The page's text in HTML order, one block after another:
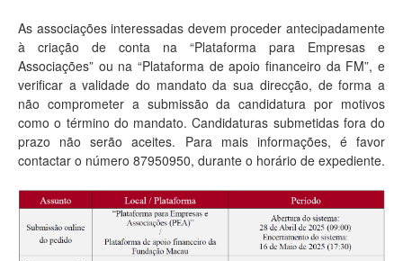
As associações interessadas devem proceder antecipadamente
à criação de conta na “Plataforma para Empresas e
Associações” ou na “Plataforma de apoio financeiro da FM”, e
verificar a validade do mandato da sua direcção, de forma a
não comprometer a submissão da candidatura por motivos
como o término do mandato. Candidaturas submetidas fora do
prazo não serão aceites. Para mais informações, é favor
contactar o número 87950950, durante o horário de expediente.